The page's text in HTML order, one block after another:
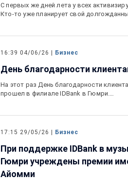
С первых же дней лета у всех
Кто-то уже планирует свой
16:39 04/06/26 | Бизнес
День благодарности
На этот раз День благодарности
прошел в филиале IDBank в Гюмри.…
17:15 29/05/26 | Бизнес
При поддержке IDBank в
Гюмри учреждены премии
Айомми